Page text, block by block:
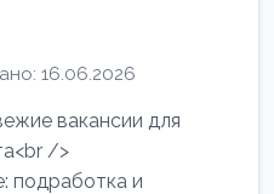
16.06.2026
вакансии для
/>
подработка и